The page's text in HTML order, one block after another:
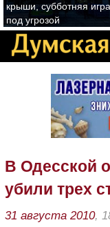
крыши, субботняя игра
под угрозой
В Одесской
убили трех
31 августа 2010,